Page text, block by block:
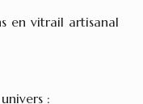
en vitrail artisanal
: